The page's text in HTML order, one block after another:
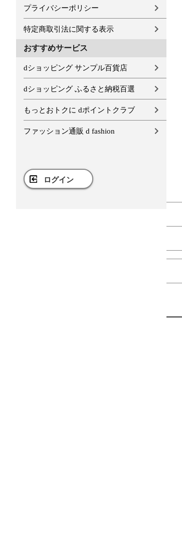
プライバシーポリシー
特定商取引法に関する表示
おすすめサービス
dショッピング サンプル百貨店
dショッピング ふるさと納税百選
もっとおトクに dポイントクラブ
ファッション通販 d fashion
ログイン